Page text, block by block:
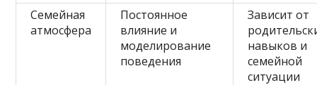
Семейная
атмосфера
Постоянное
влияние и
моделирование
поведения
Зависит от
навыков и
семейной
ситуации